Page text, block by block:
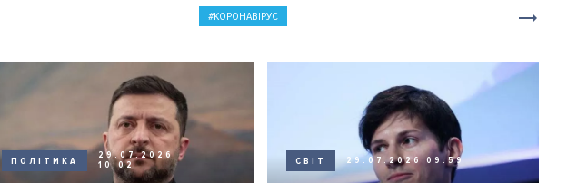
КОРОНАВІРУС
ПОЛІТИКА
29.07.2026
10:02
СВІТ 29.07.2026 09:59